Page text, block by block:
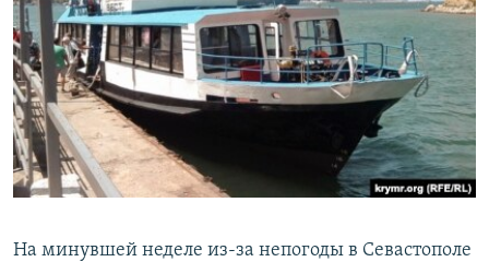
Все сайты RFE/RL
На минувшей неделе из-за непогоды в Севастополе